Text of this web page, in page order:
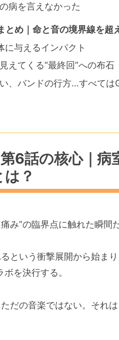
病を言えなかった
とめ｜命と音の境界線を
に与えるインパクト
えてくる“最終回”への布石
、バンドの行方…すべては
6話の核心｜
？
み”の臨界点に触れた瞬間
という衝撃展開から始ま
を決行する。
だの音楽ではない。それ